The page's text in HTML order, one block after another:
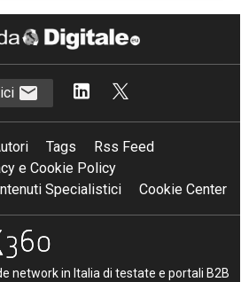
Tags
Rss Feed
e Cookie Policy
Specialistici
Cookie Center
network in Italia di testate e portali B2B